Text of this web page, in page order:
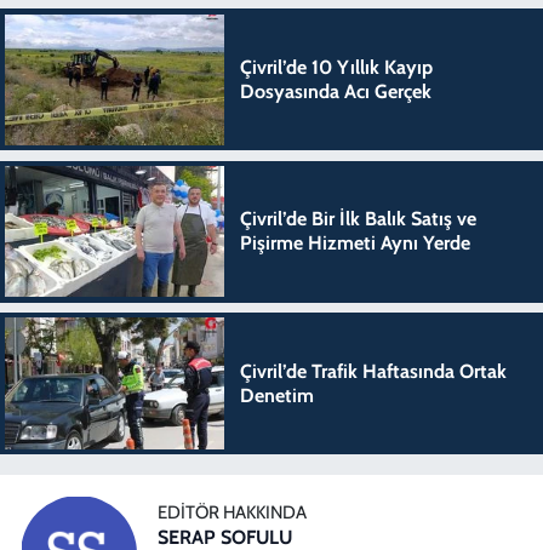
Çivril’de 10 Yıllık Kayıp
Dosyasında Acı Gerçek
Çivril’de Bir İlk Balık Satış ve
Pişirme Hizmeti Aynı Yerde
Çivril’de Trafik Haftasında Ortak
Denetim
EDITÖR HAKKINDA
SERAP SOFULU